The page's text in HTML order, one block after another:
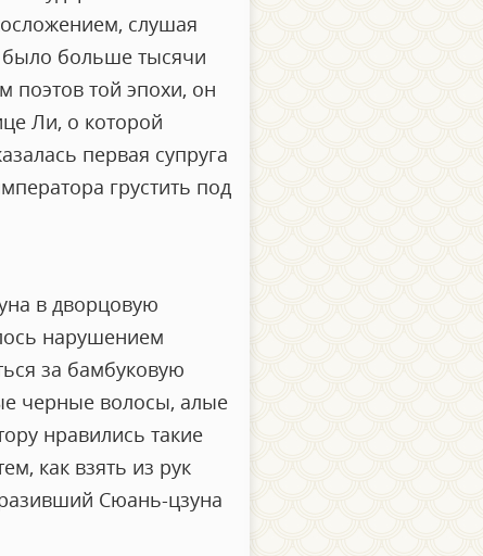
слушая
больше тысячи
поэтов той эпохи, он
Ли, о которой
первая супруга
грустить под
в дворцовую
нарушением
за бамбуковую
черные волосы, алые
нравились такие
как взять из рук
Сюань-цзуна